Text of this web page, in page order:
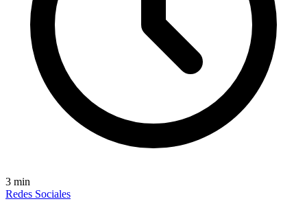
3 min
Redes Sociales